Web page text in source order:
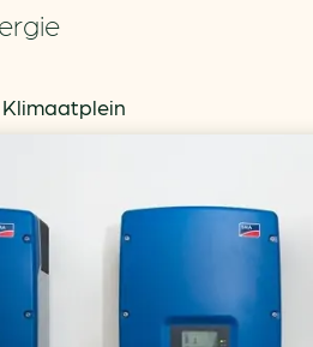
Besparen
In je gebouw
Op vervoer